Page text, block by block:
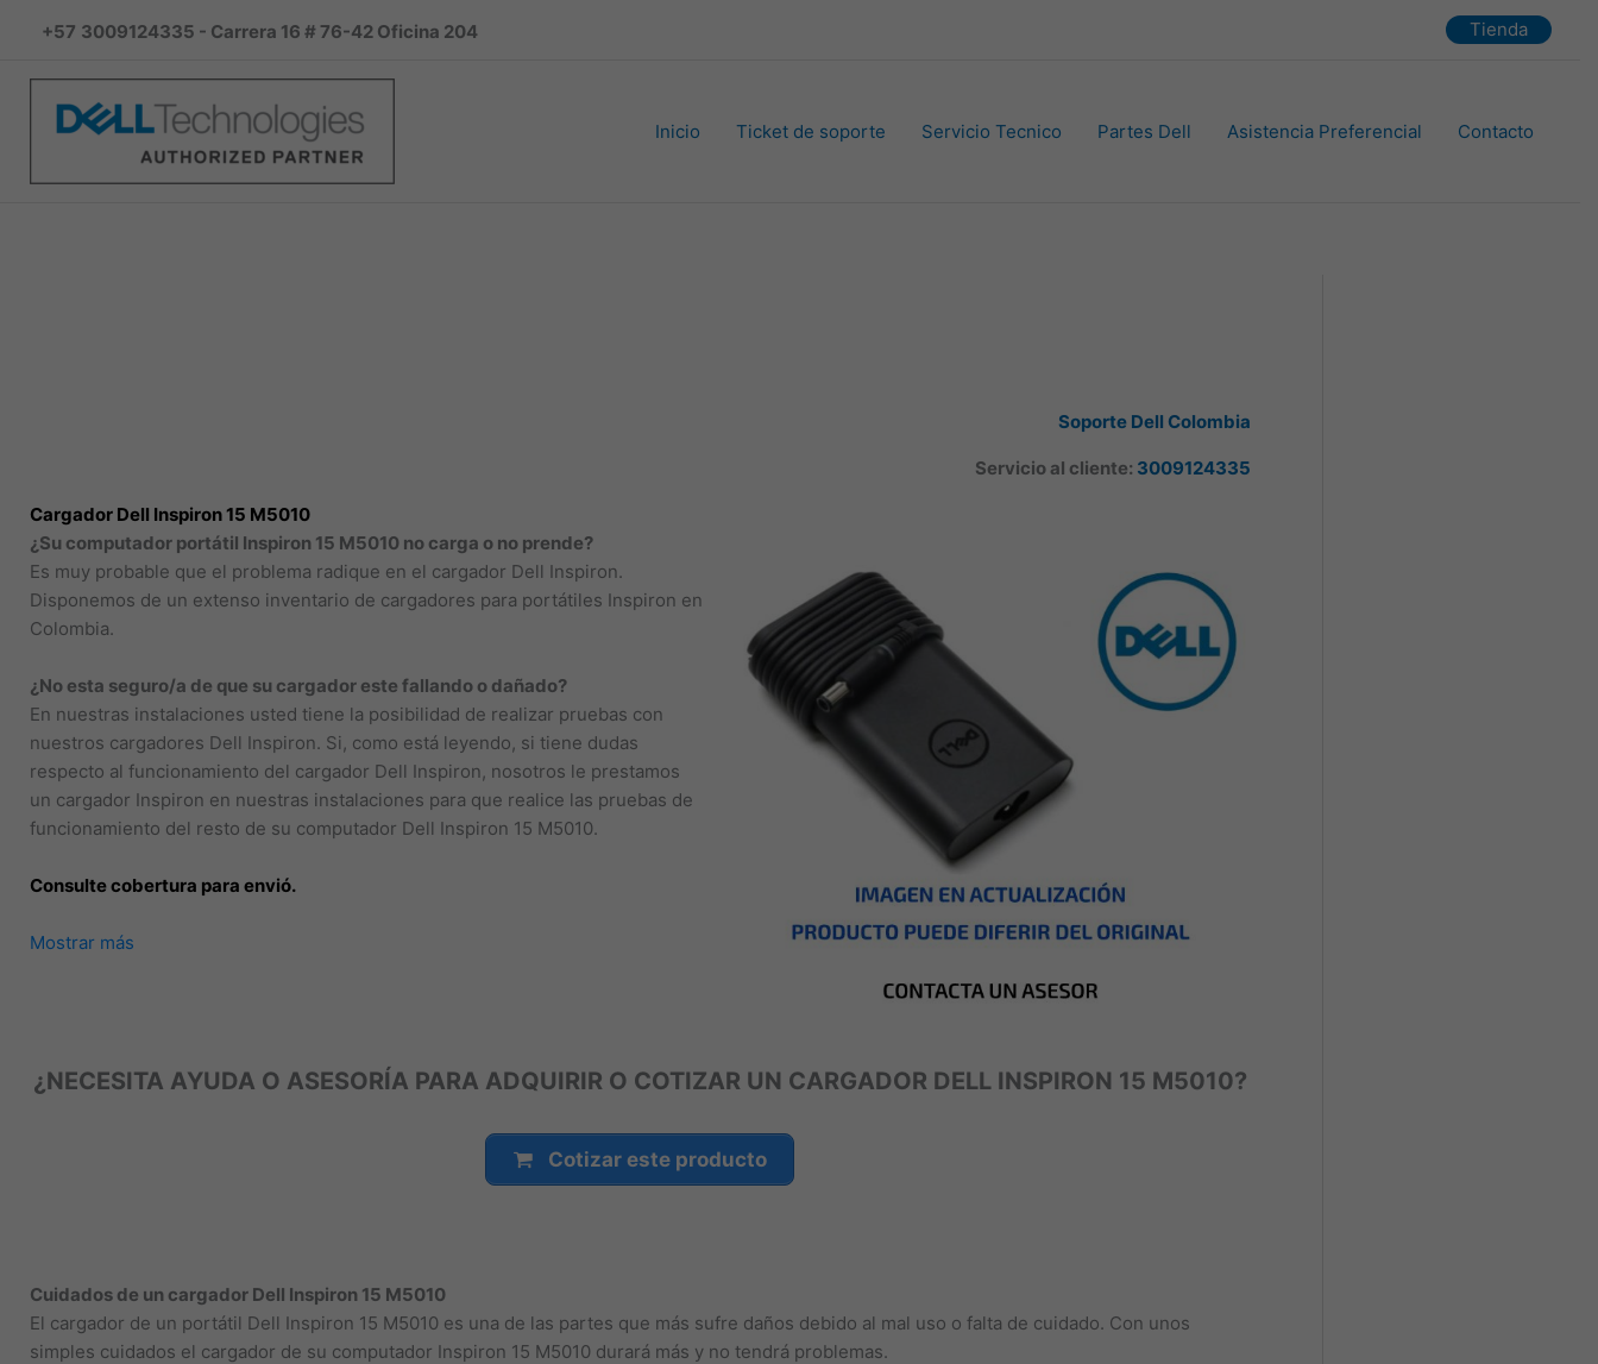
+57 3009124335 - Carrera 16 # 76-42 Oficina 204 Tienda
Inicio Ticket de soporte Servicio Tecnico Partes Dell Asistencia Preferencial Contacto
Soporte Dell Colombia
Servicio al cliente: 3009124335
Cargador Dell Inspiron 15 M5010
¿Su computador portátil Inspiron 15 M5010 no carga o no prende?
Es muy probable que el problema radique en el cargador Dell Inspiron.
Disponemos de un extenso inventario de cargadores para portátiles Inspiron en
Colombia.
¿No esta seguro/a de que su cargador este fallando o dañado?
En nuestras instalaciones usted tiene la posibilidad de realizar pruebas con
nuestros cargadores Dell Inspiron. Si, como está leyendo, si tiene dudas
respecto al funcionamiento del cargador Dell Inspiron, nosotros le prestamos
un cargador Inspiron en nuestras instalaciones para que realice las pruebas de
funcionamiento del resto de su computador Dell Inspiron 15 M5010.
Consulte cobertura para envió.
Leticia, Medellín, Arauca, Barranquilla, Cartagena, Tunja, Manizales, Florencia,
Mostrar más
¿NECESITA AYUDA O ASESORÍA PARA ADQUIRIR O COTIZAR UN CARGADOR DELL INSPIRON 15 M5010?
Cotizar este producto
Cuidados de un cargador Dell Inspiron 15 M5010
El cargador de un portátil Dell Inspiron 15 M5010 es una de las partes que más sufre daños debido al mal uso o falta de cuidado. Con unos
simples cuidados el cargador de su computador Inspiron 15 M5010 durará más y no tendrá problemas.